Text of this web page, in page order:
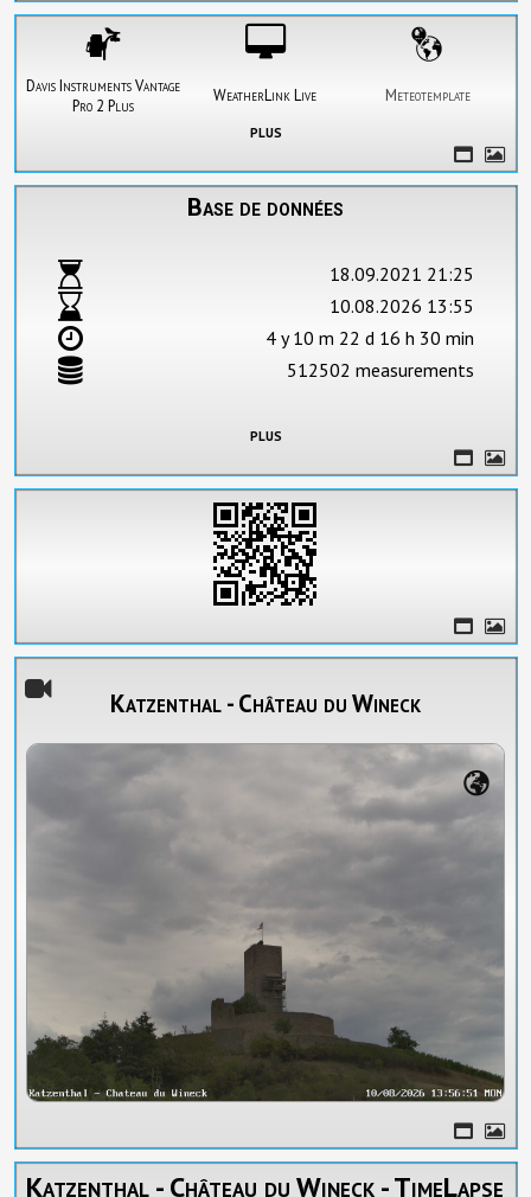
Davis Instruments Vantage
Pro 2 Plus
WeatherLink Live Meteotemplate
plus
Base de données
18.09.2021 21:25
10.08.2026 13:55
4 y 10 m 22 d 16 h 30 min
512502 measurements
plus
Katzenthal - Château du Wineck
Katzenthal - Château du Wineck - TimeLapse